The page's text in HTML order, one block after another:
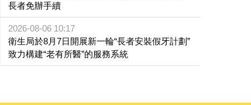
長者免辦手續
2026-08-06 10:17
衛生局於8月7日開展新一輪“長者安裝假牙計劃”
致力構建“老有所醫”的服務系統